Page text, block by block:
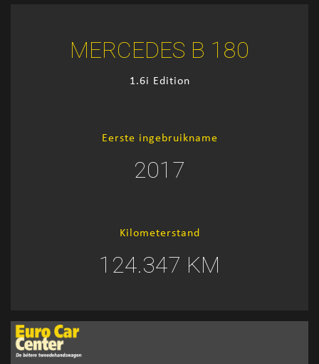
MERCEDES B 180
1.6i Edition
Eerste ingebruikname
2017
Kilometerstand
124.347 KM